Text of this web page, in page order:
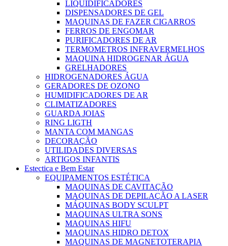
LIQUIDIFICADORES
DISPENSADORES DE GEL
MAQUINAS DE FAZER CIGARROS
FERROS DE ENGOMAR
PURIFICADORES DE AR
TERMOMETROS INFRAVERMELHOS
MAQUINA HIDROGENAR ÁGUA
GRELHADORES
HIDROGENADORES ÁGUA
GERADORES DE OZONO
HUMIDIFICADORES DE AR
CLIMATIZADORES
GUARDA JOIAS
RING LIGTH
MANTA COM MANGAS
DECORAÇÃO
UTILIDADES DIVERSAS
ARTIGOS INFANTIS
Estectica e Bem Estar
EQUIPAMENTOS ESTÉTICA
MAQUINAS DE CAVITAÇÃO
MAQUINAS DE DEPILAÇÃO A LASER
MÁQUINAS BODY SCULPT
MAQUINAS ULTRA SONS
MAQUINAS HIFU
MAQUINAS HIDRO DETOX
MAQUINAS DE MAGNETOTERAPIA